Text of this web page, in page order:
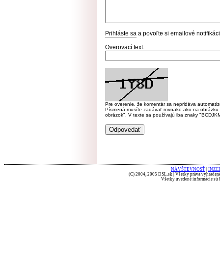
Prihláste sa a povoľte si emailové
Overovací text:
Pre overenie, že komentár sa nepridáva
Písmená musíte zadávať rovnako ako na
obrázok". V texte sa používajú iba znaky
NÁVŠTEVNOSŤ
(C) 2004, 2005 DSL.sk | Všetky práva
Všetky uvedené informácie sú